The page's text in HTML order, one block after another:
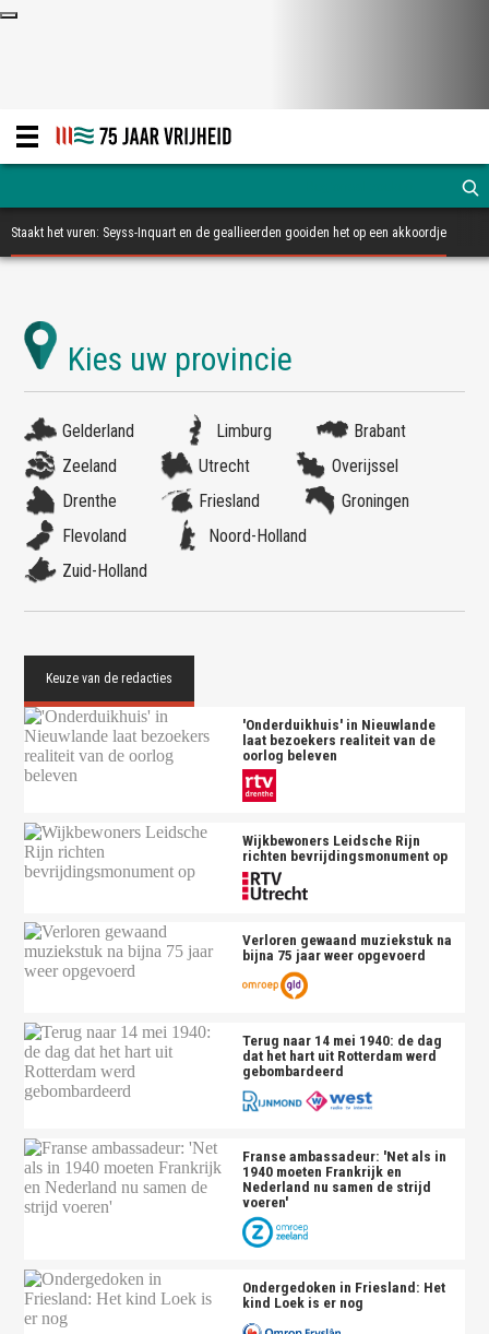
Staakt het vuren: Seyss-Inquart en de geallieerden gooiden het op een akkoordje
Gelderland Limburg
Brabant
Zeeland
Utrecht
Overijssel
Drenthe
Friesland
Groningen
Flevoland
Noord-Holland
Zuid-Holland
'Onderduikhuis' in Nieuwlande
laat bezoekers realiteit van de
oorlog beleven
Wijkbewoners Leidsche Rijn
richten bevrijdingsmonument op
Verloren gewaand muziekstuk na
bijna 75 jaar weer opgevoerd
Terug naar 14 mei 1940: de dag
dat het hart uit Rotterdam werd
gebombardeerd
Franse ambassadeur: 'Net als in
1940 moeten Frankrijk en
Nederland nu samen de strijd
voeren'
Ondergedoken in Friesland: Het
kind Loek is er nog